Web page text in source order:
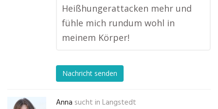
Heißhungerattacken mehr und
fühle mich rundum wohl in
meinem Körper!
Nachricht senden
Anna sucht in Langstedt